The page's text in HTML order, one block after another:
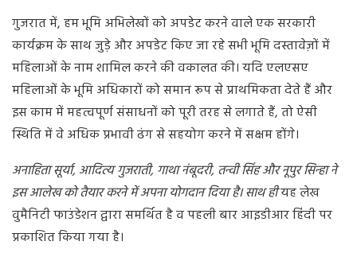
गुजरात में, हम भूमि अभिलेखों को अपडेट करने वाले एक सरकारी
कार्यक्रम के साथ जुड़े और अपडेट किए जा रहे सभी भूमि दस्तावेज़ों में
महिलाओं के नाम शामिल करने की वकालत की। यदि एलएसए
महिलाओं के भूमि अधिकारों को समान रूप से प्राथमिकता देते हैं और
इस काम में महत्वपूर्ण संसाधनों को पूरी तरह से लगाते हैं, तो ऐसी
स्थिति में वे अधिक प्रभावी ढंग से सहयोग करने में सक्षम होंगे।
अनाहिता सूर्या, आदित्य गुजराती, गाथा नंबूदरी, तन्वी सिंह और नूपुर सिन्हा ने
इस आलेख को तैयार करने में अपना योगदान दिया है। साथ हीयह लेख
वुमैनिटी फाउंडेशन द्वारा समर्थित है व पहली बार आइडीआर हिंदी पर
प्रकाशित किया गया है।